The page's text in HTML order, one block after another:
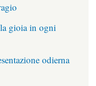
gioia in ogni
odierna